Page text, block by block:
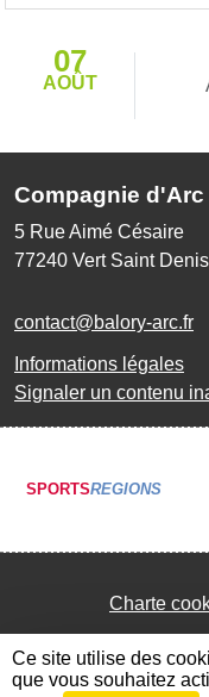
07
AOÛT
Compagnie d'Arc
5 Rue Aimé Césaire
77240 Vert Saint Denis
contact@balory-arc.fr
Informations légales
Signaler un contenu
SPORTSREGIONS
Charte
Ce site utilise des
que vous souhaitez